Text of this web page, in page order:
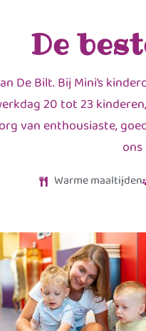
De
De Bilt. Bij Mini’s
20 tot 23
van enthousiaste,
Warme maaltijden